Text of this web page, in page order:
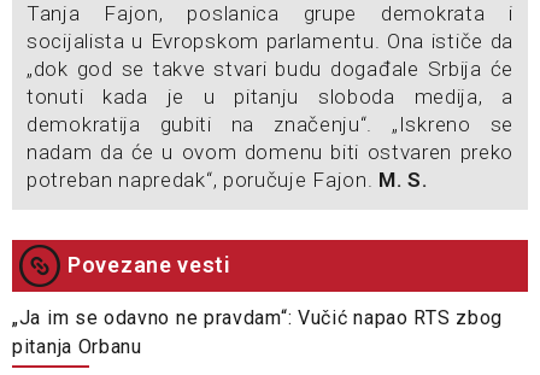
Tanja Fajon, poslanica grupe demokrata i
socijalista u Evropskom parlamentu. Ona ističe da
„dok god se takve stvari budu događale Srbija će
tonuti kada je u pitanju sloboda medija, a
demokratija gubiti na značenju“. „Iskreno se
nadam da će u ovom domenu biti ostvaren preko
potreban napredak“, poručuje Fajon. M. S.
Povezane vesti
„Ja im se odavno ne pravdam“: Vučić napao RTS zbog
pitanja Orbanu